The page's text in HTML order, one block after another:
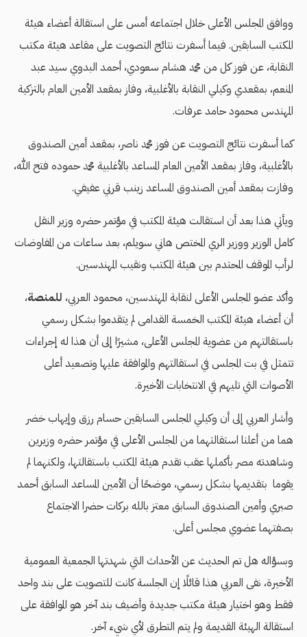
ووافق المجلس الأعلى خلال اجتماعه أمس على استقالة أعضاء هيئة
المكتب السابقين. فيما أسفرت نتائج التصويت على مقاعد هيئة مكتب
النقابة، عن فوز كل من محمد هشام سعودي، أحمد البدوي سيد عبد
المنعم، بمقعدي وكيلي النقابة بالأغلبية، وفاز بمقعد الأمين العام بالتزكية
المهندس محمود حامد عرفات.
كما أسفرت نتائج التصويت عن فوز محمد ناصر، بمقعد أمين الصندوق
بالأغلبية، وفاز بمقعد الأمين العام المساعد بالأغلبية محمد حموده فتح الله،
وفازت بمقعد أمين الصندوق المساعد زينب قرني عفيفي.
ويأتي هذا بعد أن استقالت هيئة المكتب في مؤتمر حضره وزير النقل
كامل الوزير ووزير الري المختص هاني سويلم، بعد ساعات من المفاوضات
لرأب الموقف المحتدم بين هيئة المكتب ونقيب المهندسين.
وأكد عضو المجلس الأعلى لنقابة المهندسين، محمود العربي، للمنصة،
أن أعضاء هيئة المكتب الخمسة القدامى لم يتقدموا بشكل رسمي
باستقالتهم من عضوية المجلس الأعلى، مشيرًا إلى أن هذا له إجراءات
تتمثل في بت المجلس في استقالتهم والموافقة عليها وتصعيد أعلى
الأصوات التي تليهم في الانتخابات الأخيرة.
وأشار العربي إلى أن وكيلي المجلس السابقين حسام رزق وإيهاب خضر
هما من أعلنا استقالتهما من المجلس الأعلى في مؤتمر حضره وزيرين
وشاهدته مصر بأكملها عقب تقدم هيئة المكتب باستقالتها، ولكنهما لم
يقوما بتقديمها بشكل رسمي، موضحًا أن الأمين المساعد السابق أحمد
صبري وأمين الصندوق السابق معتز بالله بركات حضرا الاجتماع
بصفتهما عضوي مجلس أعلى.
وبسؤاله هل تم الحديث عن الأحداث التي شهدتها الجمعية العمومية
الأخيرة، نفى العربي هذا قائلًا إن الجلسة كانت للتصويت على بند واحد
فقط وهو اختيار هيئة مكتب جديدة وأضيف بند آخر هو الموافقة على
استقالة الهيئة القديمة ولم يتم التطرق لأي شيء آخر.